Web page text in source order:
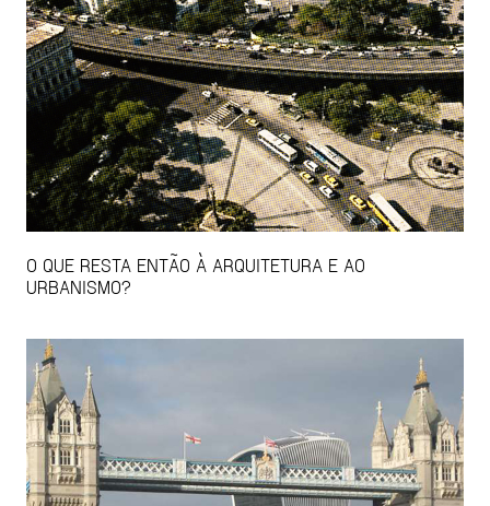
O QUE RESTA ENTÃO À ARQUITETURA E AO
URBANISMO?